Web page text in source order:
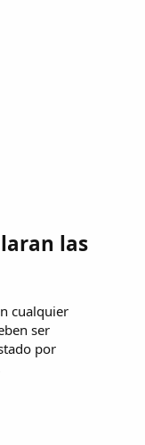
las
cualquier
ser
por